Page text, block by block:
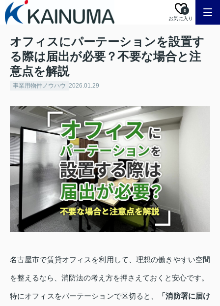
お気に入り
0
オフィスにパーテーションを設置す
る際は届出が必要？不要な場合と注
意点を解説
事業用物件ノウハウ 2026.01.29
名古屋市で賃貸オフィスを利用して、理想の働きやすい空間
を整えるなら、消防法の考え方を押さえておくと安心です。
特にオフィスをパーテーションで区切ると、 「消防署に届け